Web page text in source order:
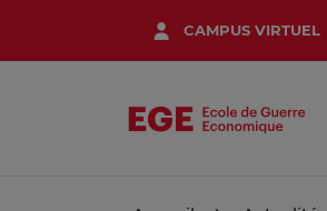
contenu
CAMPUS VIRTUEL